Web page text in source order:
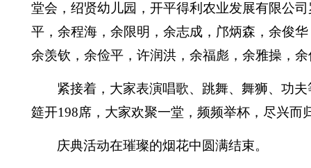
堂会，绍贤幼儿园，开平得利农业发展有限公
平，余程海，余限明，余志成，邝炳森，余俊
余羡钦，余俭平，许润洪，余福彪，余雅操，
紧接着，大家表演唱歌、跳舞、舞狮、功
筵开198席，大家欢聚一堂，频频举杯，尽兴而
庆典活动在璀璨的烟花中圆满结束。